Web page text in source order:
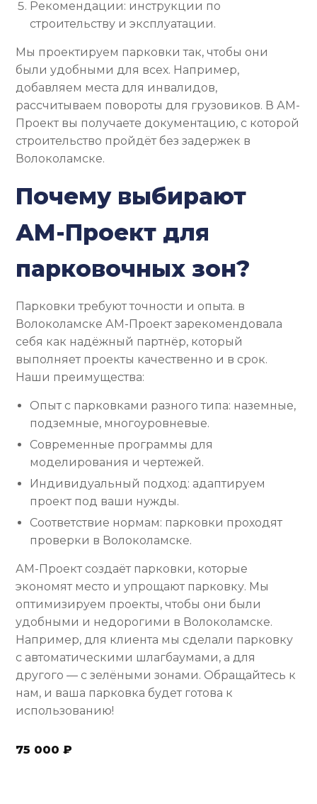
Рекомендации: инструкции по
строительству и эксплуатации.
Мы проектируем парковки так, чтобы они
были удобными для всех. Например,
добавляем места для инвалидов,
рассчитываем повороты для грузовиков. В АМ-
Проект вы получаете документацию, с которой
строительство пройдёт без задержек в
Волоколамске.
Почему выбирают
АМ-Проект для
парковочных зон?
Парковки требуют точности и опыта. в
Волоколамске АМ-Проект зарекомендовала
себя как надёжный партнёр, который
выполняет проекты качественно и в срок.
Наши преимущества:
Опыт с парковками разного типа: наземные,
подземные, многоуровневые.
Современные программы для
моделирования и чертежей.
Индивидуальный подход: адаптируем
проект под ваши нужды.
Соответствие нормам: парковки проходят
проверки в Волоколамске.
АМ-Проект создаёт парковки, которые
экономят место и упрощают парковку. Мы
оптимизируем проекты, чтобы они были
удобными и недорогими в Волоколамске.
Например, для клиента мы сделали парковку
с автоматическими шлагбаумами, а для
другого — с зелёными зонами. Обращайтесь к
нам, и ваша парковка будет готова к
использованию!
75 000 ₽